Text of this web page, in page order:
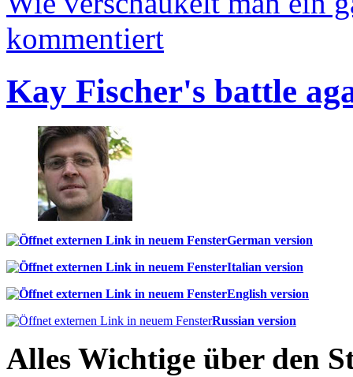
kommentiert
Kay Fischer's battle
German version
Italian version
English version
Russian version
Alles Wichtige über den